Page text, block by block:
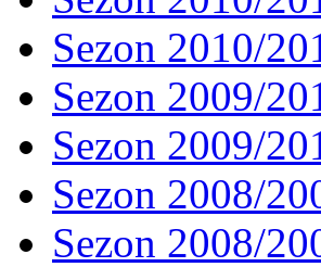
Sezon 2010/
Sezon 2009/
Sezon 2009/
Sezon 2008/
Sezon 2008/